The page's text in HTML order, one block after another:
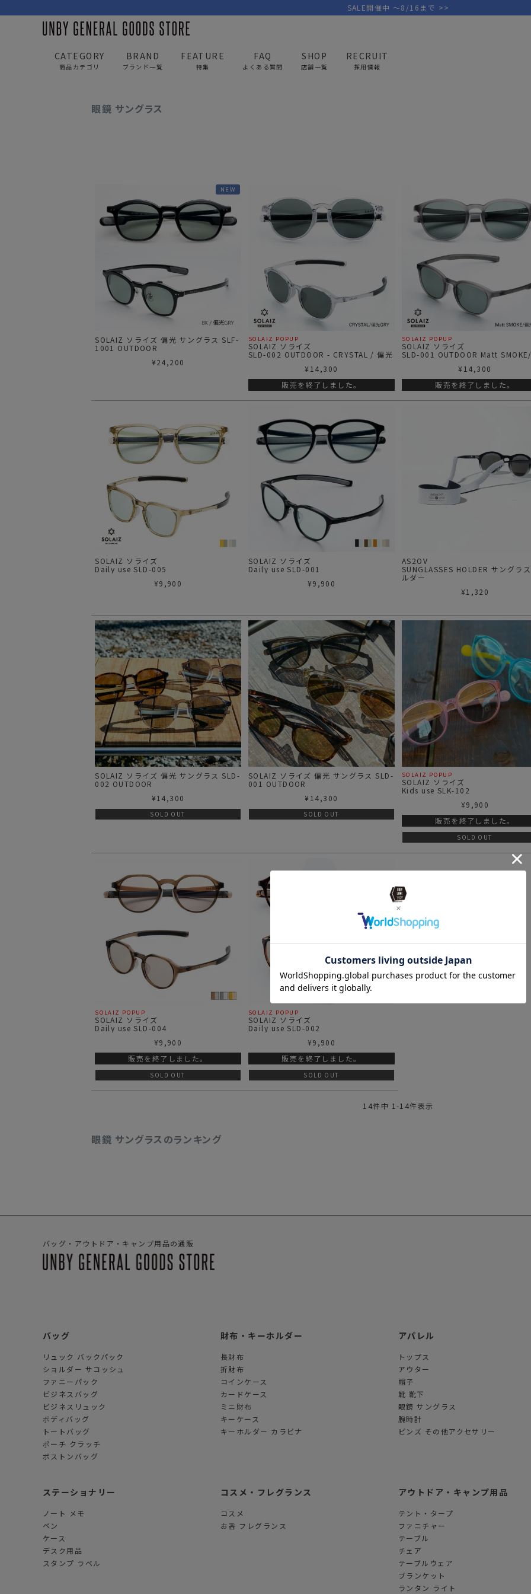
CATEGORY
商品カテゴリ
ビジネスバッグ
トートバッグ/ボストン
アウター
パンツ
キャップ/帽子
サングラス/メガネ
ランタン/ライト
寝具
焚き火/ストーブ
フィールドギア
ステッカー
クラブケー
ウェア/アパ
その他グッズ
BRAND
ブランド一覧
AS2OV AS2OV GOLF MINIMAL WORKS
その他の取扱ブランド一覧はこちら
FEATURE
特集
FAQ
よくある質問
SHOP
店舗一覧
RECRUIT
採用情報
SALE開催中 ～8/16まで >>
眼鏡 サングラス
NEW
SOLAIZ ソライズ 偏光 サングラス SLF-
1001 OUTDOOR
¥24,200
SOLAIZ POPUP
SOLAIZ ソライズ
SLD-002 OUTDOOR - CRYSTAL / 偏光
¥ 14,300
販売を終了しました。
SOLAIZ POPUP
SOLAIZ ソライズ
SLD-001 OUTDOOR Matt SMOKE/偏光
¥ 14,300
販売を終了しました。
SOLAIZ ソライズ
Daily use SLD-005
¥9,900
SOLAIZ ソライズ
Daily use SLD-001
¥9,900
AS2OV
SUNGLASSES HOLDER サングラ
ルダー
¥1,320
SOLAIZ ソライズ 偏光 サングラス SLD-
002 OUTDOOR
¥14,300
SOLD OUT
SOLAIZ ソライズ 偏光 サングラス SLD-
001 OUTDOOR
¥ 14,300
SOLD OUT
SOLAIZ POPUP
SOLAIZ ソライズ
Kids use SLK-102
¥9,900
販売を終了しました。
SOLD OUT
SOLAIZ POPUP
SOLAIZ ソライズ
Daily use SLD-004
¥9,900
販売を終了しました。
SOLD OUT
SOLAIZ POPUP
SOLAIZ ソライズ
Daily use SLD-002
¥9,900
販売を終了しました。
SOLD OUT
14件中 1 -14件表示
眼鏡 サングラスのランキング
バッグ・アウトドア・キャンプ用品の通販
バッグ
リュック バックパック
ショルダー サコッシュ
ファニーパック
ビジネスバッグ
ビジネスリュック
ボディバッグ
トートバッグ
ポーチ クラッチ
ボストンバッグ
財布・キーホルダー
長財布
折財布
コインケース
カードケース
ミニ財布
キーケース
キーホルダー カラビナ
アパレル
トップス
アウター
帽子
靴 靴下
眼鏡 サングラス
腕時計
ピンズ その他アクセサリー
ステーショナリー
ノート メモ
ペン
ケース
デスク用品
スタンプ ラベル
コスメ・フレグランス
コスメ
お香 フレグランス
アウトドア・キャンプ用品
テント・タープ
ファニチャー
テーブル
チェア
テーブルウェア
ブランケット
ランタン ライト